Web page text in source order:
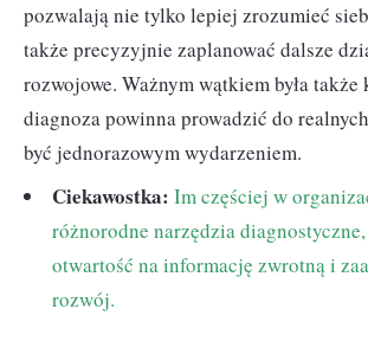
pozwalają nie tylko lepiej zrozumieć
także precyzyjnie zaplanować dalsze
rozwojowe. Ważnym wątkiem była także
diagnoza powinna prowadzić do
być jednorazowym wydarzeniem.
Ciekawostka: Im częściej w
różnorodne narzędzia
otwartość na informację zwrotną i
rozwój.